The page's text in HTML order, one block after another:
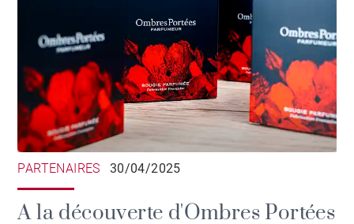
PARTENAIRES 30/04/2025
A la découverte d'Ombres Portées